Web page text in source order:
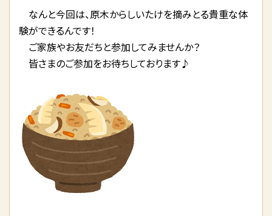
なんと今回は、原木からしいたけを摘みとる貴重な体
験ができるんです！
ご家族やお友だちと参加してみませんか？
皆さまのご参加をお待ちしております♪